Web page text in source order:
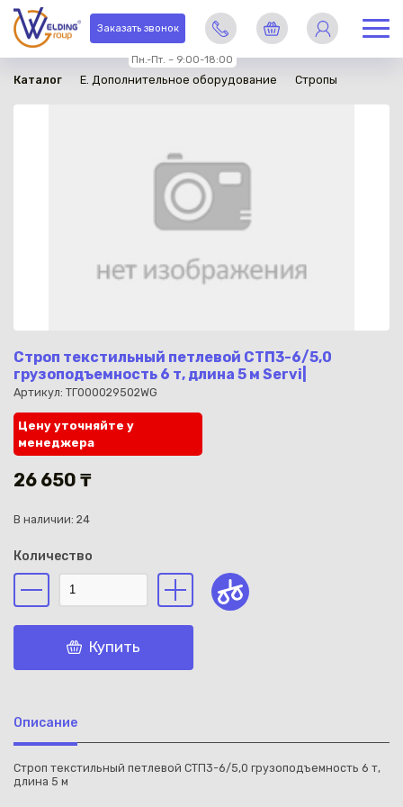
Заказать звонок
Пн.-Пт. – 9:00-18:00
Каталог E. Дополнительное оборудование Стропы
Строп текстильный петлевой СТП3-6/5,0
грузоподъемность 6 т, длина 5 м Servi|
Артикул: ТГ000029502WG
в наличии
Цену уточняйте у
менеджера
26 650 ₸
В наличии: 24
Количество
Купить
Описание
Строп текстильный петлевой СТП3-6/5,0 грузоподъемность 6 т,
длина 5 м